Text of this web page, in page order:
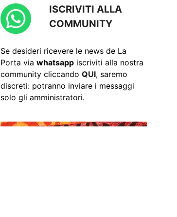
ISCRIVITI ALLA
COMMUNITY
Se desideri ricevere le news de La
Porta via whatsapp iscriviti alla nostra
community cliccando QUI, saremo
discreti: potranno inviare i messaggi
solo gli amministratori.